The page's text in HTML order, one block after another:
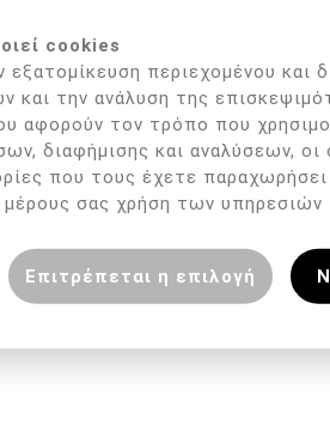
ΑΝΑΛΥΣΗ
cookies
εξατομίκευση περιεχομένου και
και την ανάλυση της
αφορούν τον τρόπο που
διαφήμισης και αναλύσεων, οι
που τους έχετε παραχωρήσει
σας χρήση των υπηρεσιών
Επιτρέπεται η επιλογή